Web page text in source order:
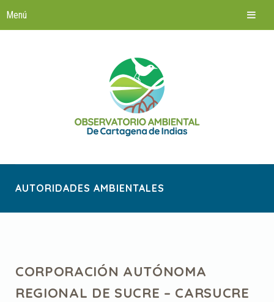
AUTORIDADES AMBIENTALES
CORPORACIÓN AUTÓNOMA
REGIONAL DE SUCRE – CARSUCRE